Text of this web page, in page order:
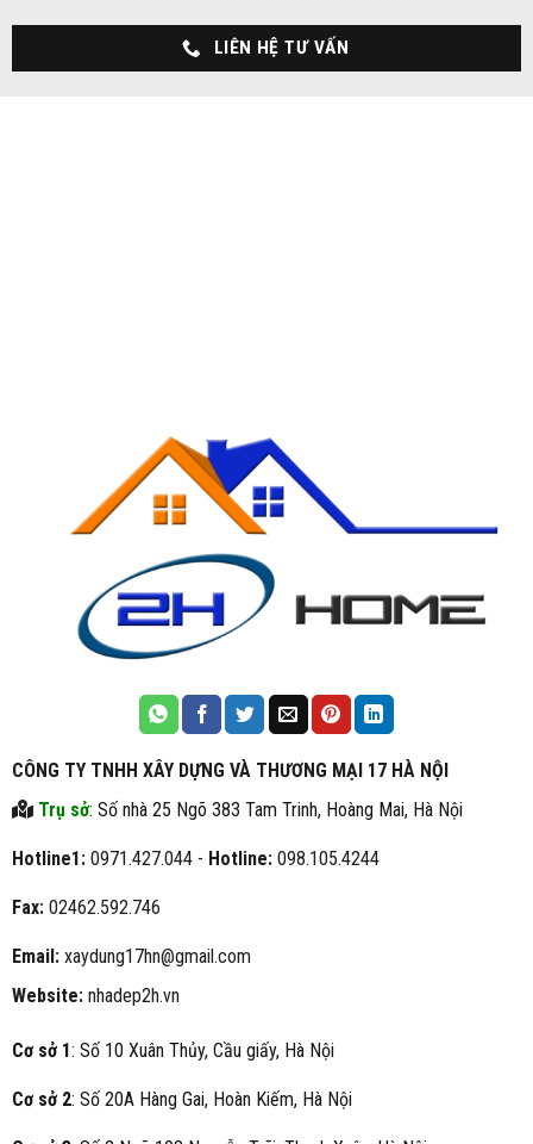
LIÊN HỆ TƯ VẤN
CÔNG TY TNHH XÂY DỰNG VÀ THƯƠNG MẠI 17 HÀ NỘI
Trụ sở: Số nhà 25 Ngõ 383 Tam Trinh, Hoàng Mai, Hà Nội
Hotline1:0971.427.044 - Hotline:098.105.4244
Fax:02462.592.746
Email:xaydung17hn@gmail.com
Website:nhadep2h.vn
Cơ sở 1: Số 10 Xuân Thủy, Cầu giấy, Hà Nội
Cơ sở 2: Số 20A Hàng Gai, Hoàn Kiếm, Hà Nội